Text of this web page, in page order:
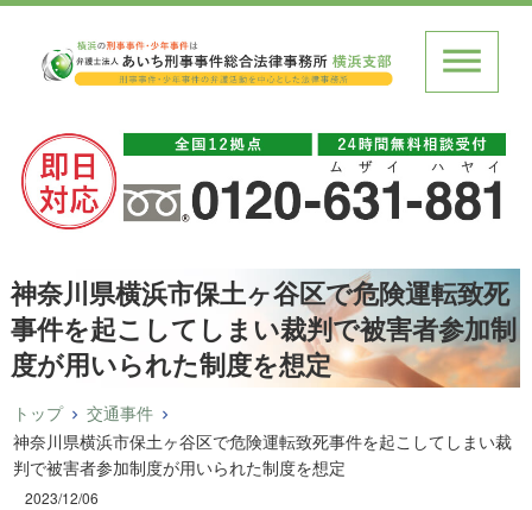
神奈川県横浜市保土ヶ谷区で危険運転致死
事件を起こしてしまい裁判で被害者参加制
度が用いられた制度を想定
トップ
交通事件
神奈川県横浜市保土ヶ谷区で危険運転致死事件を起こしてしまい裁
判で被害者参加制度が用いられた制度を想定
2023/12/06